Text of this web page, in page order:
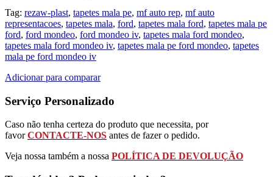
Tag: rezaw-plast, tapetes mala pe, mf auto rep, mf auto
representacoes, tapetes mala, ford, tapetes mala ford, tapetes mala pe
ford, ford mondeo, ford mondeo iv, tapetes mala ford mondeo,
tapetes mala ford mondeo iv, tapetes mala pe ford mondeo, tapetes
mala pe ford mondeo iv
Adicionar para comparar
Serviço Personalizado
Caso não tenha certeza do produto que necessita, por
favorCONTACTE-NOS antes de fazer o pedido.
Veja nossa também a nossa POLÍTICA DE DEVOLUÇÃO